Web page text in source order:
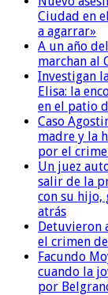
Ciudad en
a agarrar»
A un año
marchan al
Investigan
Elisa: la
en el patio
Caso
madre y la
por el
Un juez
salir de la
con su hijo,
atrás
Detuvieron
el crimen
Facundo
cuando la
por